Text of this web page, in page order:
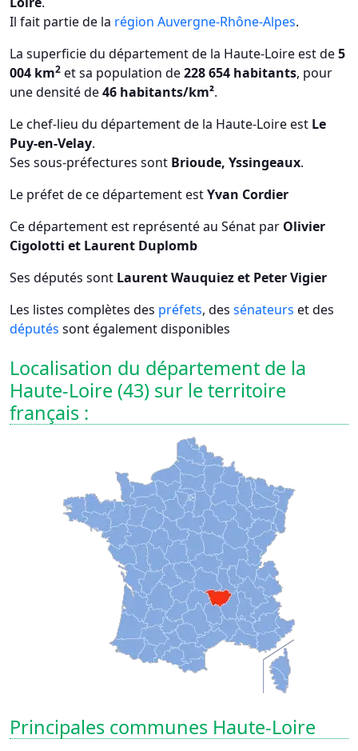
Il fait partie de la région Auvergne-Rhône-Alpes.
La superficie du département de la Haute-Loire est de5
004 km2 et sa population de228 654 habitants, pour
une densité de46 habitants/km².
Le chef-lieu du département de la Haute-Loire est Le
Puy-en-Velay.
Ses sous-préfectures sont Brioude, Yssingeaux.
Le préfet de ce département estYvan Cordier
Ce département est représenté au Sénat par Olivier
Cigolotti et Laurent Duplomb
Ses députés sont Laurent Wauquiez et Peter Vigier
Les listes complètes des préfets, des sénateurs et des
députés sont également disponibles
Localisation du département de la
Haute-Loire (43) sur le territoire
français :
Principales communes Haute-Loire